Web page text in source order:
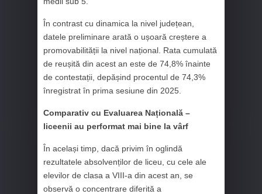
În contrast cu dinamica la nivel județean,
datele preliminare arată o ușoară creștere a
promovabilității la nivel național. Rata cumulată
de reușită din acest an este de 74,8% înainte
de contestații, depășind procentul de 74,3%
înregistrat în prima sesiune din 2025.
Comparativ cu Evaluarea Națională –
liceenii au performat mai bine la vârf
În același timp, dacă privim în oglindă
rezultatele absolvenților de liceu, cu cele ale
elevilor de clasa a VIII-a din acest an, se
observă o concentrare diferită a